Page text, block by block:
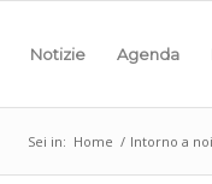
Notizie Agenda
Sei in: Home / Intorno a noi